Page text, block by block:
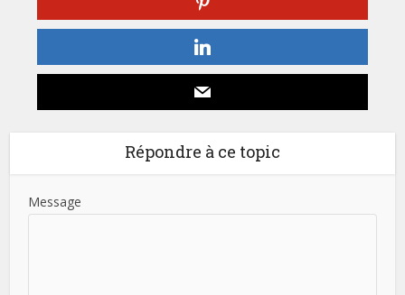
Répondre à ce topic
Message